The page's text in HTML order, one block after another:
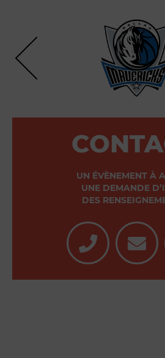
UN ÉVÈNEMENT À
UNE DEMANDE
DES